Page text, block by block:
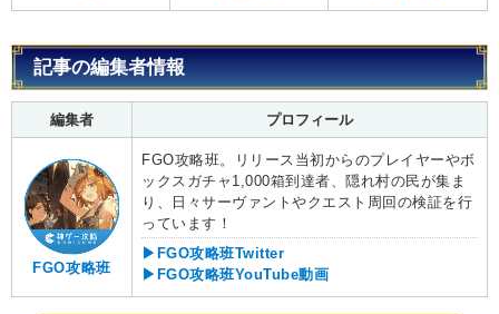
記事の編集者情報
編集者 プロフィール
FGO攻略班
FGO攻略班。リリース当初からのプレイヤーやボ
ックスガチャ1,000箱到達者、隠れ村の民が集ま
り、日々サーヴァントやクエスト周回の検証を行
っています！
▶FGO攻略班Twitter
▶FGO攻略班YouTube動画